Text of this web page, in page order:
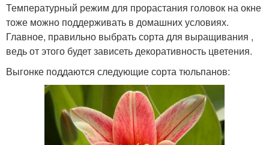
Температурный режим для прорастания головок на окне
тоже можно поддерживать в домашних условиях.
Главное, правильно выбрать сорта для выращивания ,
ведь от этого будет зависеть декоративность цветения.
Выгонке поддаются следующие сорта тюльпанов: